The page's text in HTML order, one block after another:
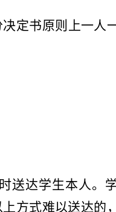
定书原则上一人
送达学生本人。
方式难以送达的